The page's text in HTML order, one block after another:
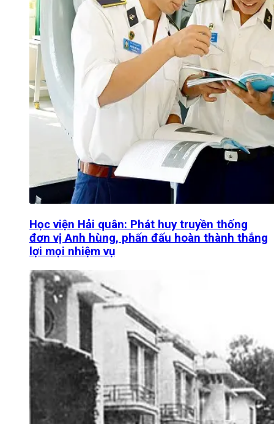
Học viện Hải quân: Phát huy truyền thống
đơn vị Anh hùng, phấn đấu hoàn thành thắng
lợi mọi nhiệm vụ